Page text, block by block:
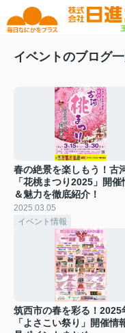
イベントのブログ
春の絶景を楽しもう！古
「花桃まつり2025」開催
＆魅力を徹底紹介！
2025.03.05
イベント情報
筑西市の春を彩る！2025
「よさこい祭り」開催情